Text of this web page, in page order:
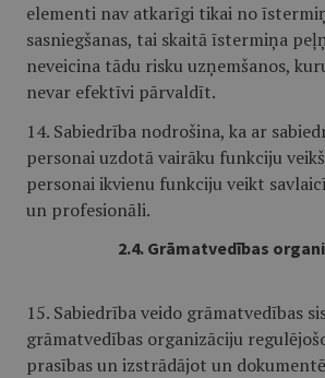
elementi nav atkarīgi tikai no
sasniegšanas, tai skaitā īstermiņa
neveicina tādu risku uzņemšanos,
nevar efektīvi pārvaldīt.
14. Sabiedrība nodrošina, ka ar
personai uzdotā vairāku funkciju
personai ikvienu funkciju veikt
un profesionāli.
2.4. Grāmatvedības
15. Sabiedrība veido grāmatvedības
grāmatvedības organizāciju
prasības un izstrādājot un